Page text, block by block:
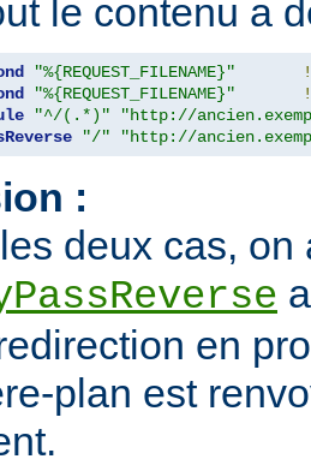
le contenu a
"%{REQUEST_FILENAME}"
"%{REQUEST_FILENAME}"
"^/(.*)"
"http://
"/" "http://
:
deux cas,
en
plan est